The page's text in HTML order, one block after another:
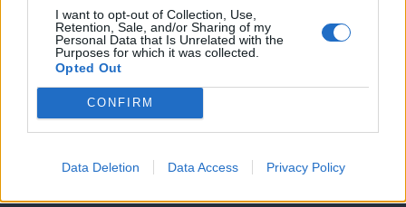
I want to opt-out of Collection, Use,
Retention, Sale, and/or Sharing of my
Personal Data that Is Unrelated with the
Purposes for which it was collected.
Opted Out
CONFIRM
Data Deletion Data Access Privacy Policy
Θέσεις Εργασίας ανά Ειδικότητα
Θέσεις Εργασίας ανά Εταιρεία
Κέντρο Βοήθειας